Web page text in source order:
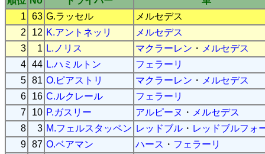
1
63 G.ラッセル
メルセデス
2
12 K.アントネッリ
メルセデス
3
1 L.ノリス マクラーレン ・ メルセデス
4 44 L.ハミルトン
フェラーリ
5 81 O.ピアストリ マクラーレン ・ メルセデス
6
16 C.ルクレール
フェラーリ
7
10 P.ガスリー アルピーヌ ・ メルセデス
8
3 M.フェルスタッペン レッドブル ・ レッドブルフォ
9 87 O.ベアマン ハース ・ フェラーリ